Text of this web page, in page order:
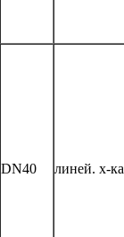
DN40 линей. х-ка